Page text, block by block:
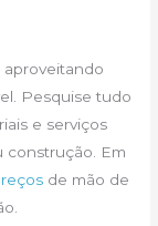
Pesquise tudo
e serviços
construção. Em
de mão de